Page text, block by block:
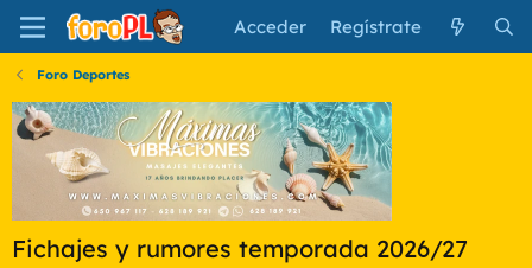
Acceder Regístrate
Foro Deportes
Fichajes y rumores temporada 2026/27